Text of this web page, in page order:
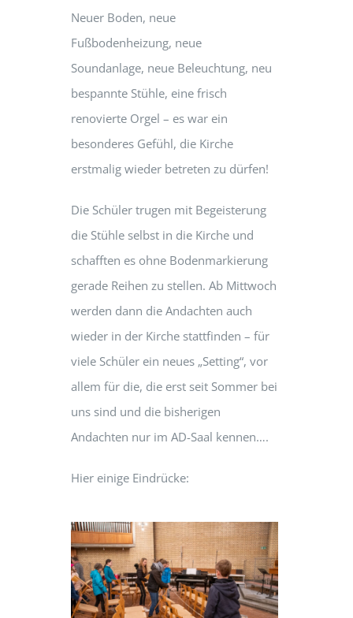
Neuer Boden, neue
Fußbodenheizung, neue
Soundanlage, neue Beleuchtung, neu
bespannte Stühle, eine frisch
renovierte Orgel – es war ein
besonderes Gefühl, die Kirche
erstmalig wieder betreten zu dürfen!
Die Schüler trugen mit Begeisterung
die Stühle selbst in die Kirche und
schafften es ohne Bodenmarkierung
gerade Reihen zu stellen. Ab Mittwoch
werden dann die Andachten auch
wieder in der Kirche stattfinden – für
viele Schüler ein neues „Setting“, vor
allem für die, die erst seit Sommer bei
uns sind und die bisherigen
Andachten nur im AD-Saal kennen….
Hier einige Eindrücke: